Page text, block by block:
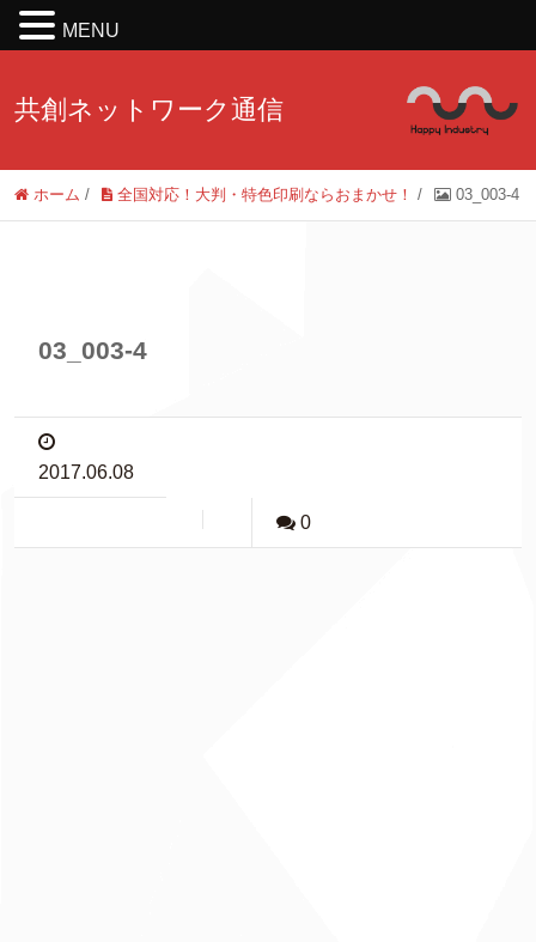
共創ネットワーク通信
ホーム / 全国対応！大判・特色印刷ならおまかせ！ / 03_003-4
03_003-4
2017.06.08
0
MENU